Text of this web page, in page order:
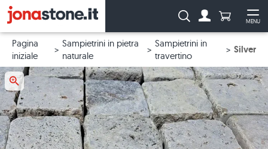
MENU
Ricerca: Numero di
Pagina
iniziale
Sampietrini in pietra
naturale
Sampietrini in
travertino
Silver